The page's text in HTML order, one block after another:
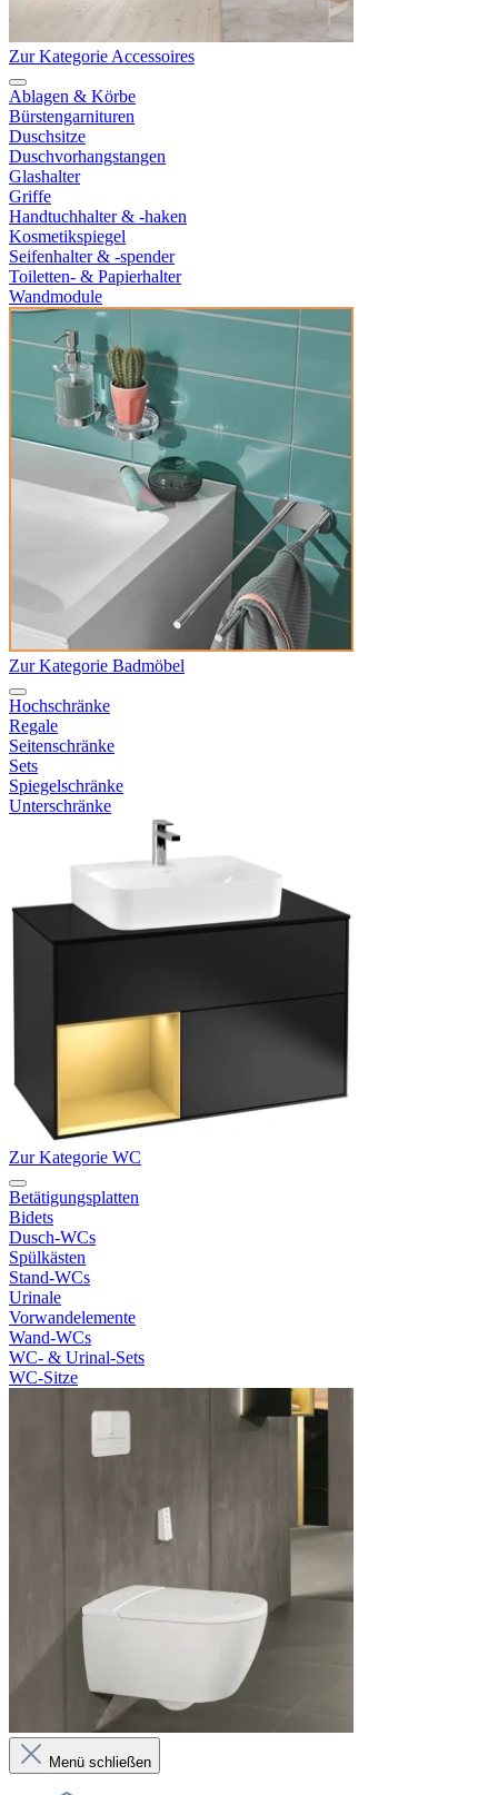
Zur Kategorie Accessoires
Ablagen & Körbe
Bürstengarnituren
Duschsitze
Duschvorhangstangen
Glashalter
Griffe
Handtuchhalter & -haken
Kosmetikspiegel
Seifenhalter & -spender
Toiletten- & Papierhalter
Wandmodule
Zur Kategorie Badmöbel
Hochschränke
Regale
Seitenschränke
Sets
Spiegelschränke
Unterschränke
Zur Kategorie WC
Betätigungsplatten
Bidets
Dusch-WCs
Spülkästen
Stand-WCs
Urinale
Vorwandelemente
Wand-WCs
WC- & Urinal-Sets
WC-Sitze
Menü schließen